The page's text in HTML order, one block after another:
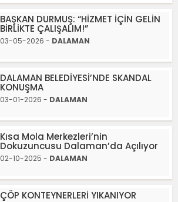
BAŞKAN DURMUŞ: “HİZMET İÇİN GELİN
BİRLİKTE ÇALIŞALIM!”
03-05-2026 - DALAMAN
DALAMAN BELEDİYESİ’NDE SKANDAL
KONUŞMA
03-01-2026 - DALAMAN
Kısa Mola Merkezleri’nin
Dokuzuncusu Dalaman’da Açılıyor
02-10-2025 - DALAMAN
ÇÖP KONTEYNERLERİ YIKANIYOR